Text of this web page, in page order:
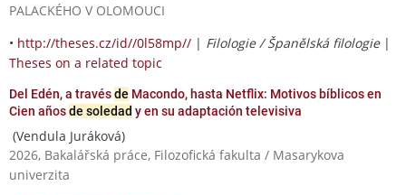
PALACKÉHO V OLOMOUCI
• http://theses.cz/id//0l58mp// | Filologie / Španělská filologie|
Theses on a related topic
Del Edén, a travésde Macondo, hasta Netflix: Motivos bíblicos en
Cien añosde soledad y en su adaptación televisiva
(Vendula Juráková)
2026, Bakalářská práce, Filozofická fakulta / Masarykova
univerzita